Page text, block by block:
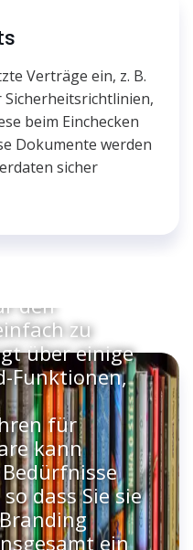
Verträge ein, z. B.
beim Einchecken
Dokumente werden
sicher
den
zu
über einige
Funktionen,
für
kann
dass Sie sie
ein